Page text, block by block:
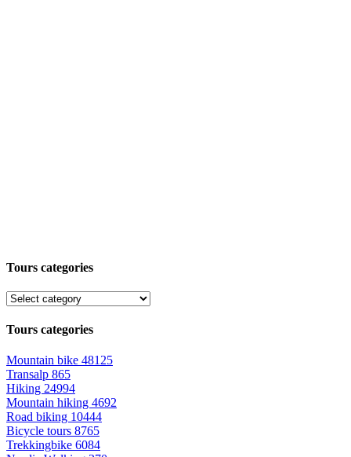
Tours categories
Tours categories
Mountain bike 48125
Transalp 865
Hiking 24994
Mountain hiking 4692
Road biking 10444
Bicycle tours 8765
Trekkingbike 6084